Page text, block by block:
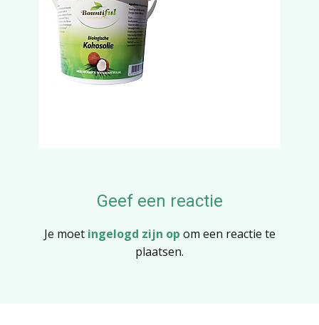
Geef een reactie
Je moet ingelogd zijn op om een reactie te
plaatsen.